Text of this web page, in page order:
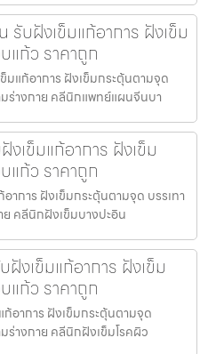
บฝังเข็มแก้อาการ ฝังเข็ม
แก้ว ราคาถูก
แก้อาการ ฝังเข็มกระตุ้นตามจุด
มร่างกาย คลีนิกแพทย์แผนจีนบา
เข็มแก้อาการ ฝังเข็ม
แก้ว ราคาถูก
าการ ฝังเข็มกระตุ้นตามจุด บรรเทา
ย คลีนิกฝังเข็มบางปะอิน
งเข็มแก้อาการ ฝังเข็ม
แก้ว ราคาถูก
อาการ ฝังเข็มกระตุ้นตามจุด
ร่างกาย คลีนิกฝังเข็มโรคผิว